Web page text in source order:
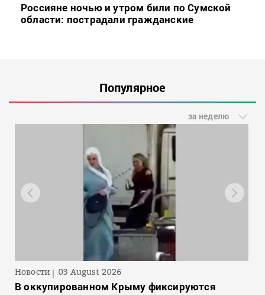
Россияне ночью и утром били по Сумской
области: пострадали гражданские
Популярное
за неделю
Новости 03 August 2026
В оккупированном Крыму фиксируются